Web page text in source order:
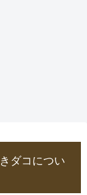
ダコについ